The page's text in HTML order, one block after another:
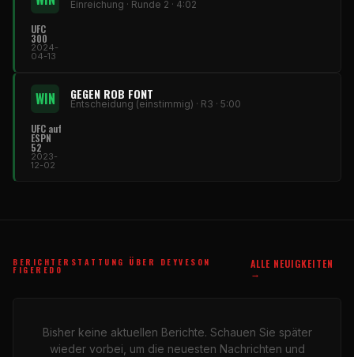
Einreichung · Runde 2 · 4:02
UFC
300
2024-
04-13
WIN GEGEN ROB FONT
Entscheidung (einstimmig) · R3 · 5:00
UFC auf
ESPN
52
2023-
12-02
BERICHTERSTATTUNG ÜBER DEYVESON
FIGEREDO ALLE NEUIGKEITEN
→
Bisher keine aktuellen Berichte. Schauen Sie später
wieder vorbei, um die neuesten Nachrichten und